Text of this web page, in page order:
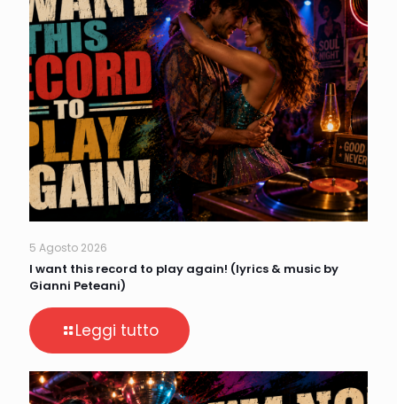
5 Agosto 2026
I want this record to play again! (lyrics & music by
Gianni Peteani)
Leggi tutto